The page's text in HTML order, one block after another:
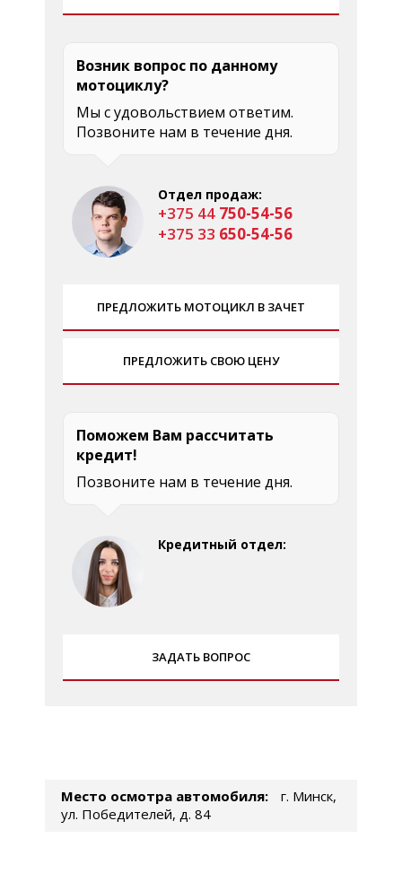
Возник вопрос по данному
мотоциклу?
Мы с удовольствием ответим.
Позвоните нам в течение дня.
Отдел продаж:
+375 44 750-54-56
+375 33 650-54-56
ПРЕДЛОЖИТЬ МОТОЦИКЛ В ЗАЧЕТ
ПРЕДЛОЖИТЬ СВОЮ ЦЕНУ
Поможем Вам рассчитать
кредит!
Позвоните нам в течение дня.
Кредитный отдел:
ЗАДАТЬ ВОПРОС
Место осмотра автомобиля:
г. Минск,
ул. Победителей, д. 84